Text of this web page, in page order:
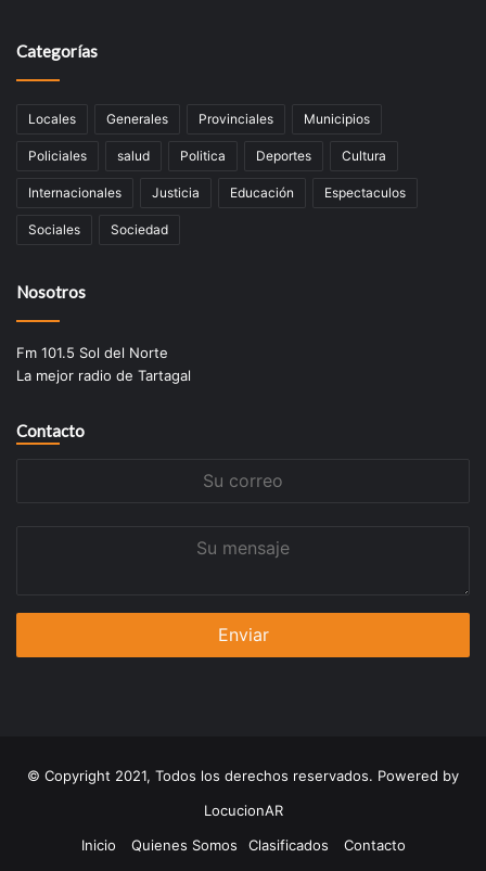
Categorías
Locales Generales Provinciales Municipios
Policiales salud Politica Deportes Cultura
Internacionales Justicia Educación Espectaculos
Sociales Sociedad
Nosotros
Fm 101.5 Sol del Norte
La mejor radio de Tartagal
Contacto
© Copyright 2021, Todos los derechos reservados. Powered by
LocucionAR
Inicio
Quienes Somos Clasificados Contacto